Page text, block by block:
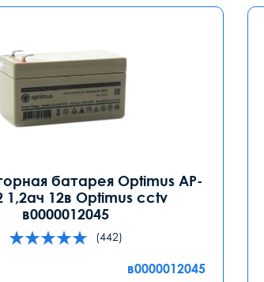
батарея Optimus AP-
1,2ач 12в Optimus cctv
в0000012045
(442)
в0000012045